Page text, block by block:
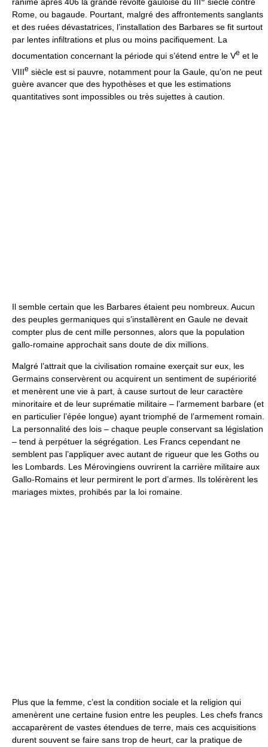
Rome, ou bagaude. Pourtant, malgré des affrontements sanglants
et des ruées dévastatrices, l’installation des Barbares se fit surtout
par lentes infiltrations et plus ou moins pacifiquement. La
documentation concernant la période qui s’étend entre le Ve et le
VIIIe siècle est si pauvre, notamment pour la Gaule, qu’on ne peut
guère avancer que des hypothèses et que les estimations
quantitatives sont impossibles ou très sujettes à caution.
Il semble certain que les Barbares étaient peu nombreux. Aucun
des peuples germaniques qui s’installèrent en Gaule ne devait
compter plus de cent mille personnes, alors que la population
gallo-romaine approchait sans doute de dix millions.
Malgré l’attrait que la civilisation romaine exerçait sur eux, les
Germains conservèrent ou acquirent un sentiment de supériorité
et menèrent une vie à part, à cause surtout de leur caractère
minoritaire et de leur suprématie militaire – l’armement barbare (et
en particulier l’épée longue) ayant triomphé de l’armement romain.
La personnalité des lois – chaque peuple conservant sa législation
– tend à perpétuer la ségrégation. Les Francs cependant ne
semblent pas l’appliquer avec autant de rigueur que les Goths ou
les Lombards. Les Mérovingiens ouvrirent la carrière militaire aux
Gallo-Romains et leur permirent le port d’armes. Ils tolérèrent les
mariages mixtes, prohibés par la loi romaine.
Plus que la femme, c’est la condition sociale et la religion qui
amenèrent une certaine fusion entre les peuples. Les chefs francs
accaparèrent de vastes étendues de terre, mais ces acquisitions
durent souvent se faire sans trop de heurt, car la pratique de